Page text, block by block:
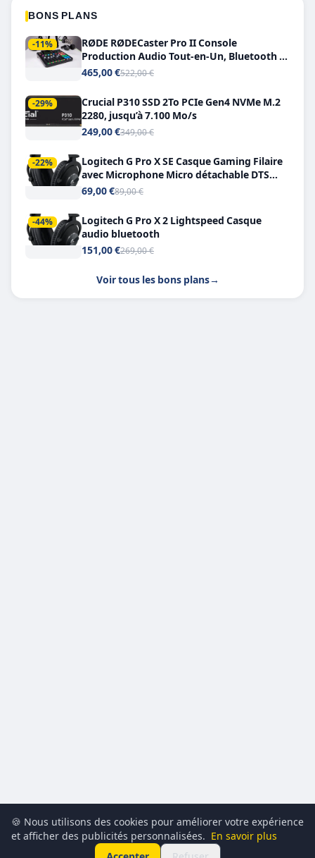
BONS PLANS
-11%
RØDE RØDECaster Pro II Console
Production Audio Tout-en-Un, Bluetooth et
Double USB-C
465,00 €522,00 €
-29%
Crucial P310 SSD 2To PCIe Gen4 NVMe M.2
2280, jusqu’à 7.100 Mo/s
249,00 €349,00 €
-22%
Logitech G Pro X SE Casque Gaming Filaire
avec Microphone Micro détachable DTS
Headphone X 7.1
69,00 €89,00 €
-44%
Logitech G Pro X 2 Lightspeed Casque
audio bluetooth
151,00 €269,00 €
Voir tous les bons plans→
🍪 Nous utilisons des cookies pour améliorer votre expérience
et afficher des publicités personnalisées. En savoir plus